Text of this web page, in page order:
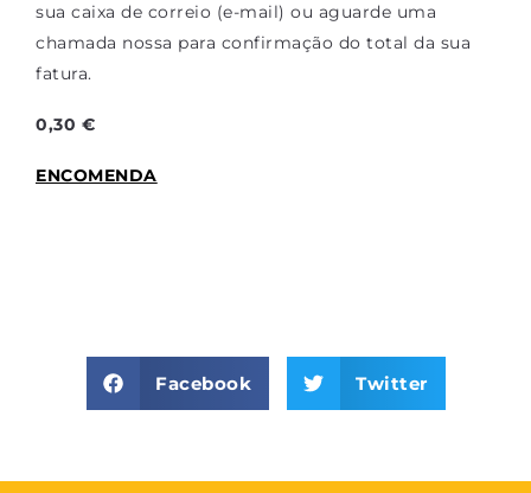
sua caixa de correio (e-mail) ou aguarde uma
chamada nossa para confirmação do total da sua
fatura.
0,30 €
ENCOMENDA
Facebook Twitter